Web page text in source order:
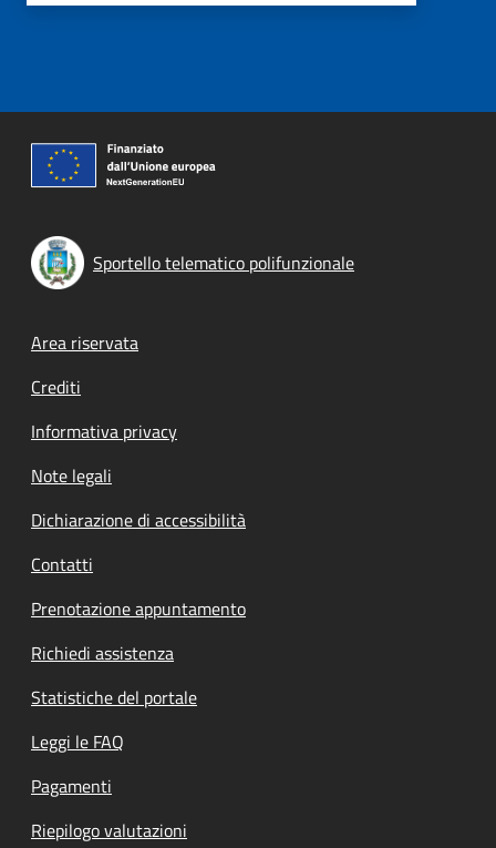
Sportello telematico polifunzionale
Footer menu
Area riservata
Crediti
Informativa privacy
Note legali
Dichiarazione di accessibilità
Contatti
Prenotazione appuntamento
Richiedi assistenza
Statistiche del portale
Leggi le FAQ
Pagamenti
Riepilogo valutazioni